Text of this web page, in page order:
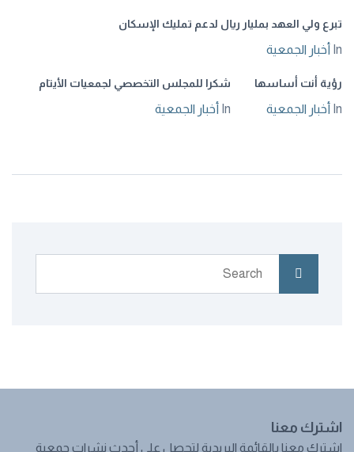
تبرع ولي العهد بمليار ريال لدعم تمليك الإسكان
In أخبار الجمعية
رؤية أنت أساسها
In أخبار الجمعية
شكرا للمجلس التخصصي لجمعيات الأيتام
In أخبار الجمعية
اشترك معنا
اشترك معنا بالقائمة البريدية لتحصل على أحدث نشرات جمعية